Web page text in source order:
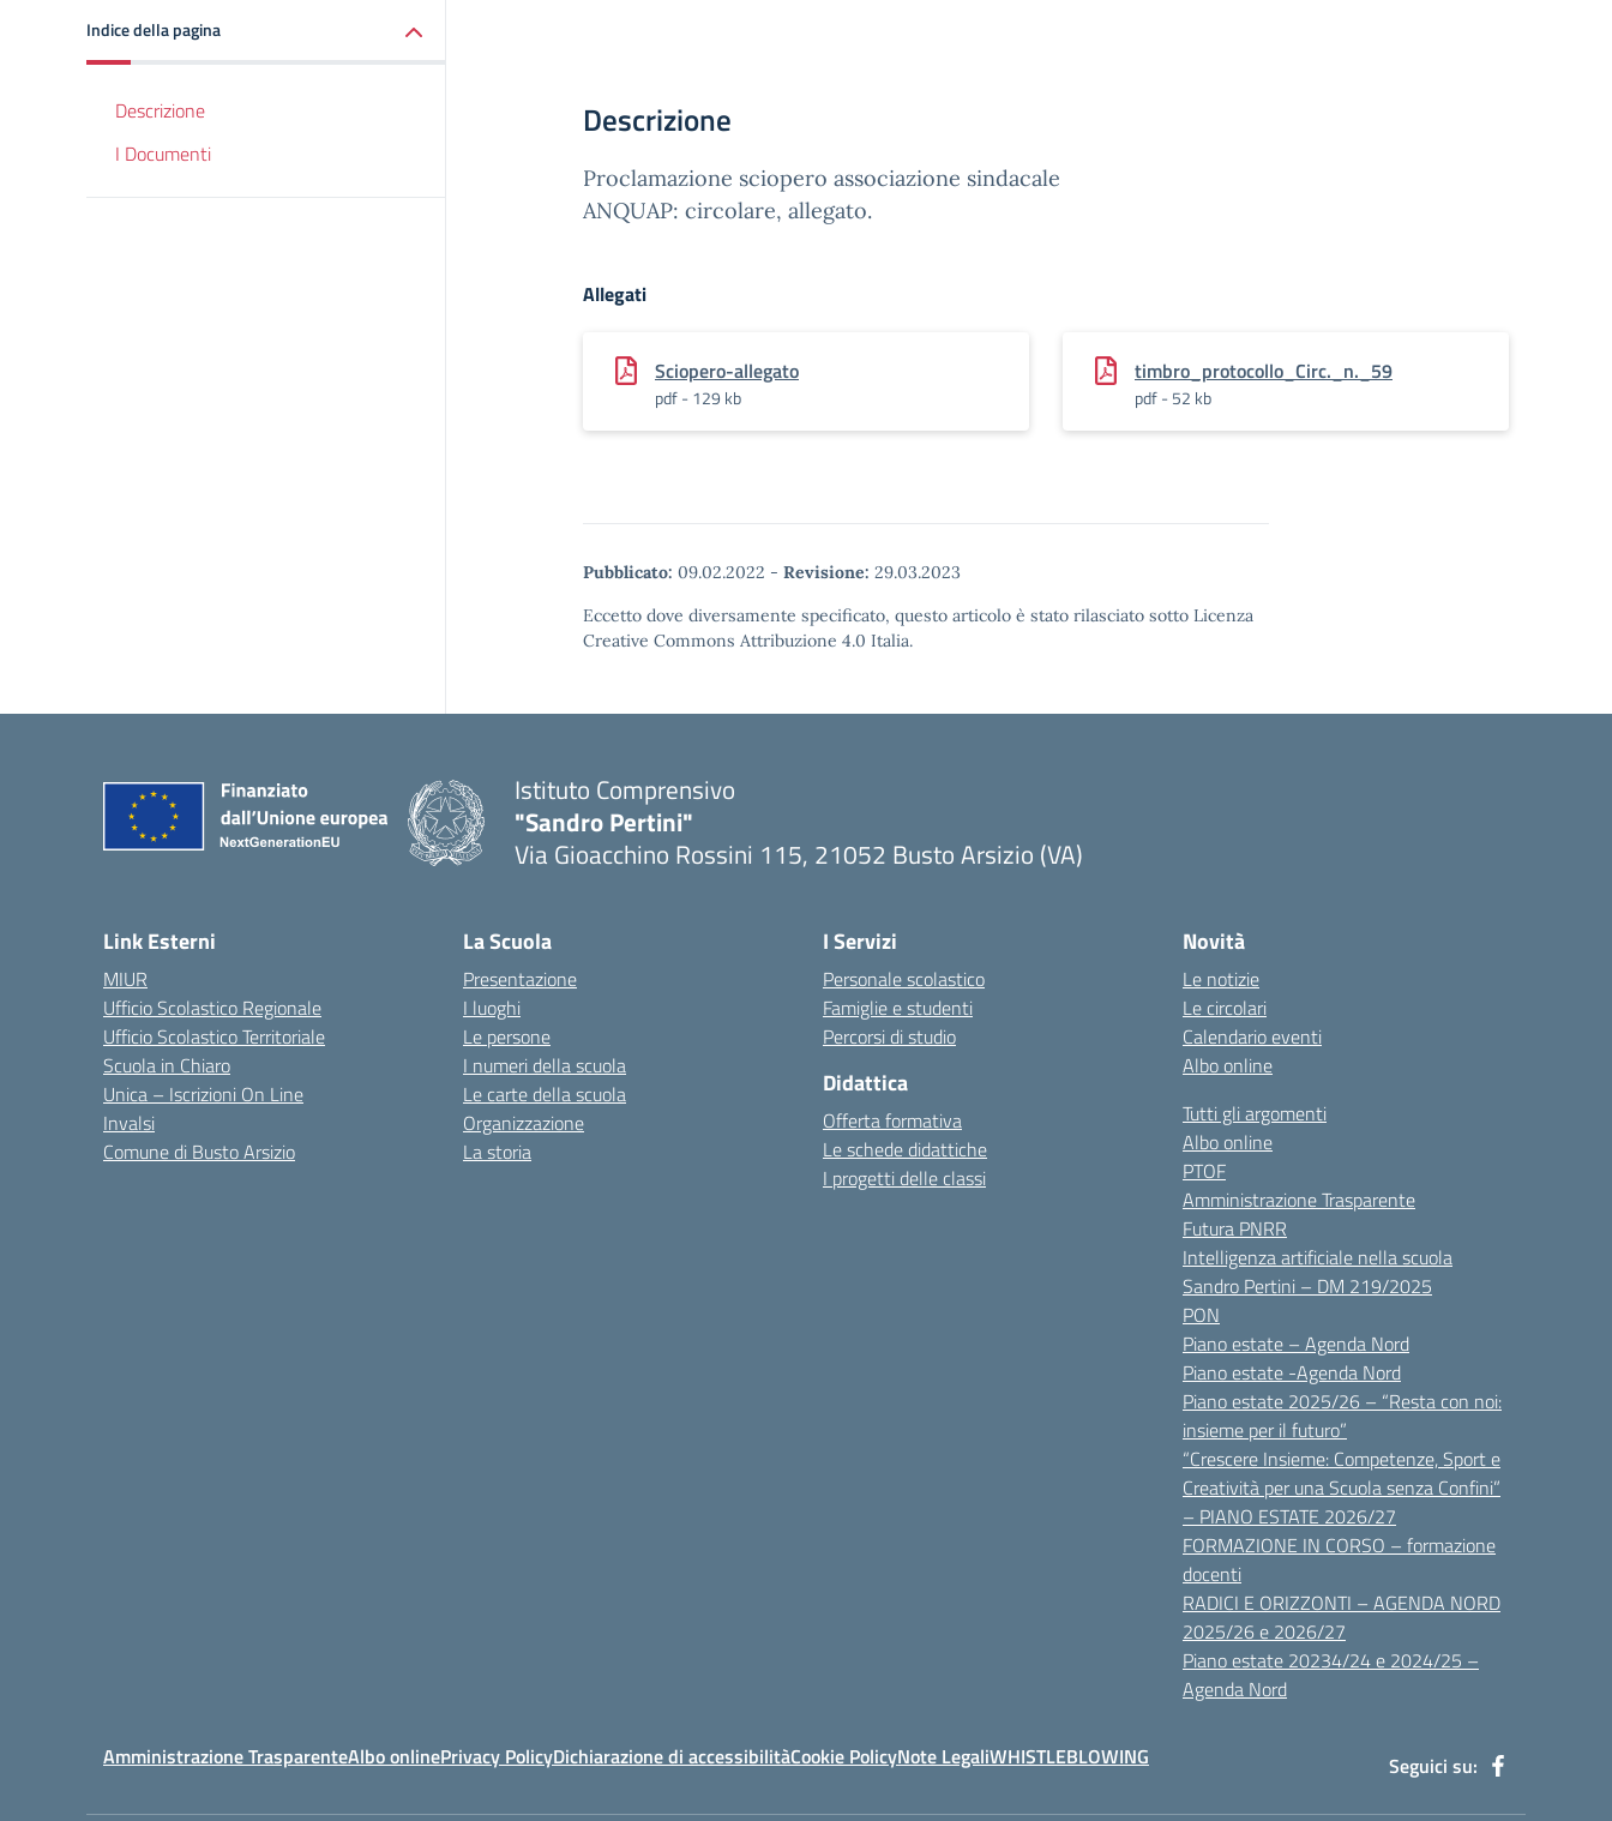
Indice della pagina
Descrizione
I Documenti
Descrizione
Proclamazione sciopero associazione sindacale
ANQUAP: circolare, allegato.
Allegati
Sciopero-allegato
pdf - 129 kb
timbro_protocollo_Circ._n._59
pdf - 52 kb
Pubblicato: 09.02.2022 - Revisione: 29.03.2023
Eccetto dove diversamente specificato, questo articolo è stato rilasciato sotto Licenza
Creative Commons Attribuzione 4.0 Italia.
Istituto Comprensivo
"Sandro Pertini"
Via Gioacchino Rossini 115, 21052 Busto Arsizio (VA)
Link Esterni
MIUR
Ufficio Scolastico Regionale
Ufficio Scolastico Territoriale
Scuola in Chiaro
Unica – Iscrizioni On Line
Invalsi
Comune di Busto Arsizio
La Scuola
Presentazione
I luoghi
Le persone
I numeri della scuola
Le carte della scuola
Organizzazione
La storia
I Servizi
Personale scolastico
Famiglie e studenti
Percorsi di studio
Didattica
Offerta formativa
Le schede didattiche
I progetti delle classi
Novità
Le notizie
Le circolari
Calendario eventi
Albo online
Tutti gli argomenti
Albo online
PTOF
Amministrazione Trasparente
Futura PNRR
Intelligenza artificiale nella scuola
Sandro Pertini – DM 219/2025
PON
Piano estate – Agenda Nord
Piano estate -Agenda Nord
Piano estate 2025/26 – “Resta con noi:
insieme per il futuro”
“Crescere Insieme: Competenze, Sport e
Creatività per una Scuola senza Confini”
– PIANO ESTATE 2026/27
FORMAZIONE IN CORSO – formazione
docenti
RADICI E ORIZZONTI – AGENDA NORD
2025/26 e 2026/27
Piano estate 20234/24 e 2024/25 –
Agenda Nord
Amministrazione TrasparenteAlbo onlinePrivacy PolicyDichiarazione di accessibilitàCookie PolicyNote LegaliWHISTLEBLOWING Seguici su: